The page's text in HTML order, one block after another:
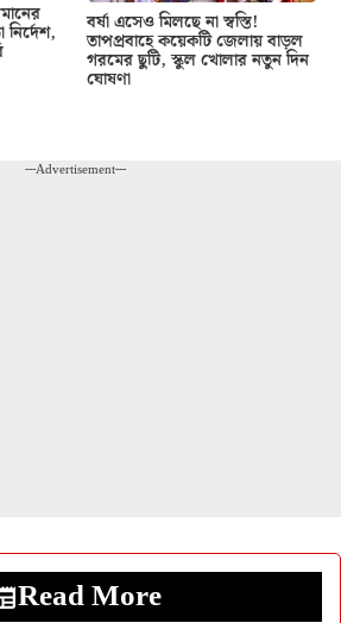
বর্ষা এসেও মিলছে না স্বস্তি!
তাপপ্রবাহে কয়েকটি জেলায় বাড়ল
গরমের ছুটি, স্কুল খোলার নতুন দিন
ঘোষণা
---Advertisement---
Read More